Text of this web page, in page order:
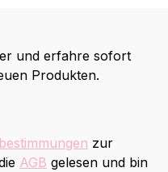
und erfahre sofort
Produkten.
zur
AGB gelesen und bin